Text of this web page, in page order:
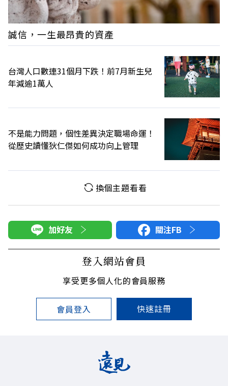
誠信，一生最昂貴的資產
台灣人口數連31個月下跌！前7月新生兒
年減逾1萬人
不是能力問題，個性差異決定職場命運！
從歷史讀懂狄仁傑如何成功向上管理
換個主題看看
加好友 關注FB
登入網站會員
享受更多個人化的會員服務
會員登入 快速註冊